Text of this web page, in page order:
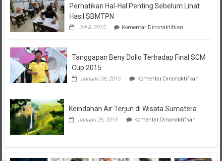
Perhatikan Hal-Hal Penting Sebelum Lihat
Hasil SBMTPN
Juli 8, 2015 Komentar Dinonaktifkanpada
Hal-
Penting
Hasil
Tanggapan Beny Dollo Terhadap Final SCM
Cup 2015
Januari 28, 2015 Komentar Dinonaktifkanpada
Beny
Keindahan Air Terjun di Wisata Sumatera
Januari 26, 2015 Komentar Dinonaktifkanpada
di
Wisata